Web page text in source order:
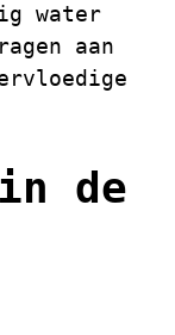
water
aan
de